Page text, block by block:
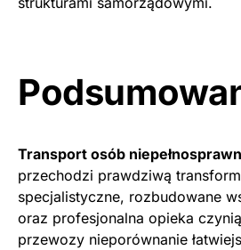
Transport osób
przechodzi prawdziwą
specjalistyczne, rozbudowane
oraz profesjonalna opieka
przewozy nieporównanie